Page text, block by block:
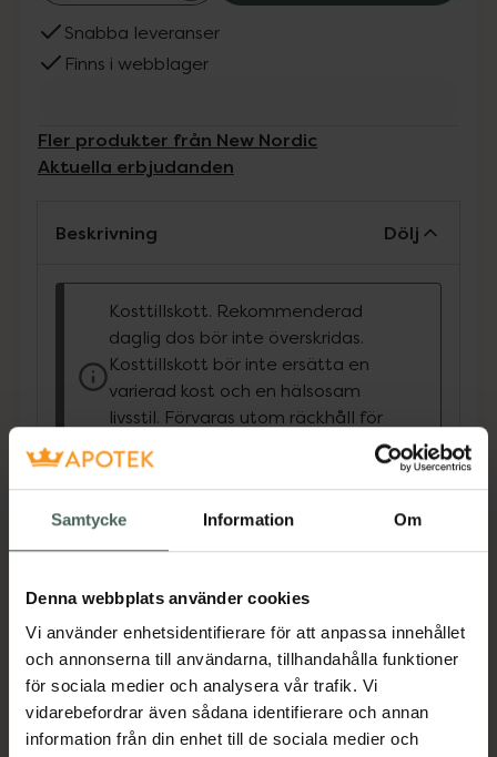
Samtycke Information Om
Denna webbplats använder cookies
Vi använder enhetsidentifierare för att anpassa innehållet
och annonserna till användarna, tillhandahålla funktioner
för sociala medier och analysera vår trafik. Vi
vidarebefordrar även sådana identifierare och annan
information från din enhet till de sociala medier och
Snabba leveranser
Finns i webblager
Fler produkter från New Nordic
Aktuella erbjudanden
Beskrivning Dölj
Kosttillskott. Rekommenderad
daglig dos bör inte överskridas.
Kosttillskott bör inte ersätta en
varierad kost och en hälsosam
livsstil. Förvaras utom räckhåll för
Magic Magnesium Citrate är ett svenskt
kosttillskott utvecklat med fokus på minskad
vitaminer och vitamin D tillsammans med
långpeppar. Magnesium, biotin, niacin och
vitamin B1 bidrar till normal energiomsättning.
Magnesium och folsyra bidrar till att minska
trötthet och utmattning.